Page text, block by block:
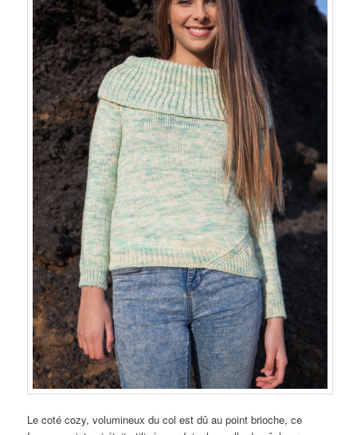
Le coté cozy, volumineux du col est dû au point brioche, ce